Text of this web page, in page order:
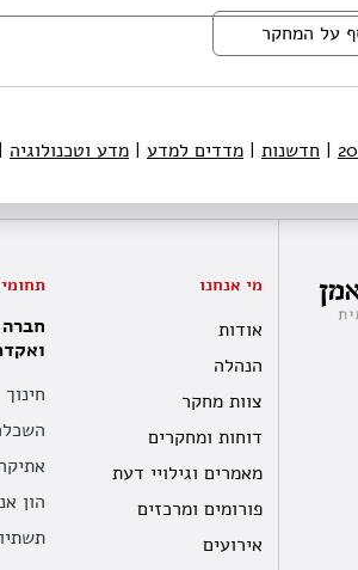
על המחקר
| חדשנות | מדדים למדע | מדע וטכנולוגיה |
מי אנחנו
אודות
הנהלה
צוות מחקר
דוחות ומחקרים
מאמרים וגילויי דעת
פורומים ומרכזים
אירועים
חברה
חינוך
הון